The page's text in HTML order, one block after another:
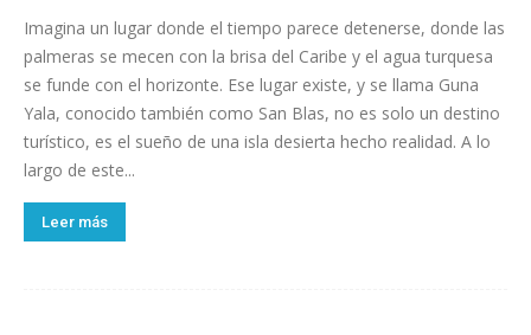
Imagina un lugar donde el tiempo parece detenerse, donde las
palmeras se mecen con la brisa del Caribe y el agua turquesa
se funde con el horizonte. Ese lugar existe, y se llama Guna
Yala, conocido también como San Blas, no es solo un destino
turístico, es el sueño de una isla desierta hecho realidad. A lo
largo de este...
Leer más